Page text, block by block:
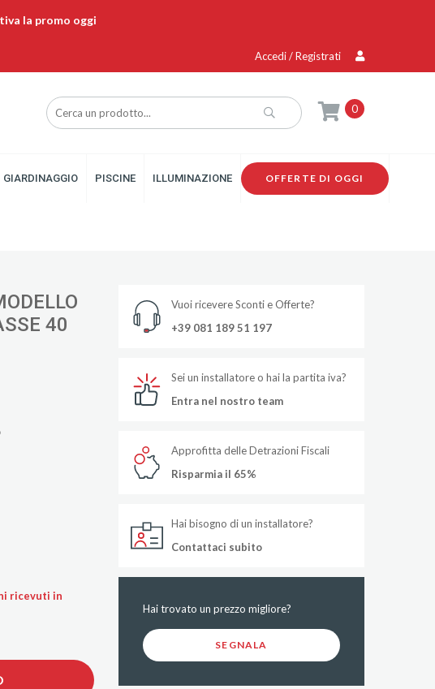
la promo oggi
Accedi / Registrati
0
GIARDINAGGIO PISCINE ILLUMINAZIONE OFFERTE DI OGGI
40
ricevuti in
Vuoi ricevere Sconti e Offerte?
+39 081 189 51 197
Sei un installatore o hai la partita iva?
Entra nel nostro team
Approfitta delle Detrazioni Fiscali
Risparmia il 65%
Hai bisogno di un installatore?
Contattaci subito
Hai trovato un prezzo migliore?
SEGNALA